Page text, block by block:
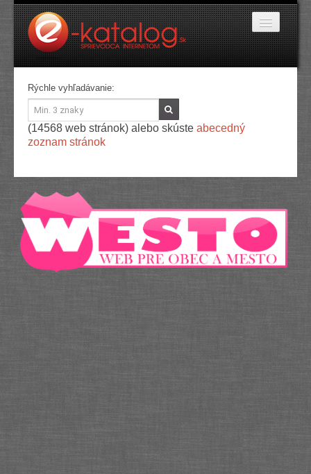
Domáce potreby
Doprava a cestovanie
Ekológia
Financie a trh
Kancelárske potreby
Kozmetika a kaderníctvo
Kultúra a umenie
Literatúra a tlač
Obchodná činnosť
Oblečenie a módne doplnky
Rýchle vyhľadávanie:
(14568 web stránok) alebo skúste abecedný
zoznam stránok